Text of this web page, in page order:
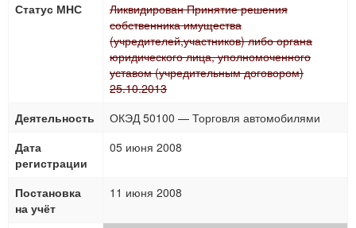
Статус МНС
Ликвидирован Принятие решения
собственника имущества
(учредителей,участников) либо органа
юридического лица, уполномоченного
уставом (учредительным договором)
25.10.2013
Деятельность
ОКЭД 50100 — Торговля автомобилями
Дата
регистрации
05 июня 2008
Постановка
на учёт
11 июня 2008